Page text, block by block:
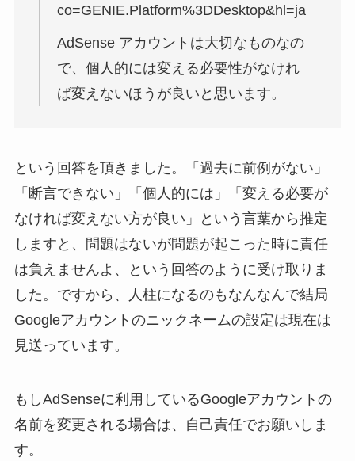
co=GENIE.Platform%3DDesktop&hl=ja
AdSense アカウントは大切なものなの
で、個人的には変える必要性がなけれ
ば変えないほうが良いと思います。
という回答を頂きました。「過去に前例がない」
「断言できない」「個人的には」「変える必要が
なければ変えない方が良い」という言葉から推定
しますと、問題はないが問題が起こった時に責任
は負えませんよ、という回答のように受け取りま
した。ですから、人柱になるのもなんなんで結局
Googleアカウントのニックネームの設定は現在は
見送っています。
もしAdSenseに利用しているGoogleアカウントの
名前を変更される場合は、自己責任でお願いしま
す。